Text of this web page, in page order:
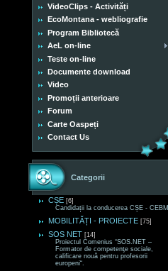
VideoClips - Activități
EcoMontana - webliografie
Program Bibliotecă
AeL on-line
Teste on-line
Documente download
Video
Promoții anterioare
Forum
Carte Oaspeți
Contact Us
Categorii
CȘE [6]
Candidații la conducerea CȘE - CEBM
MOBILITĂȚI - PROIECTE [75]
SOS NET [14]
Proiectul Comenius “SOS.NET –
Formator de competenţe sociale,
calificare nouă pentru profesorii
europeni“.